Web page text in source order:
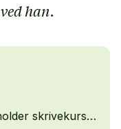
han.
skrivekurs